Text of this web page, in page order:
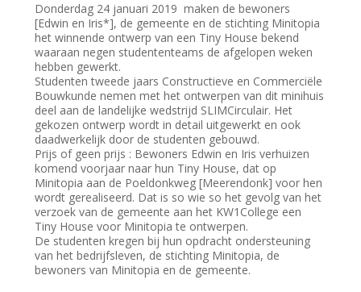
Donderdag 24 januari 2019 maken de bewoners
[Edwin en Iris*], de gemeente en de stichting Minitopia
het winnende ontwerp van een Tiny House bekend
waaraan negen studententeams de afgelopen weken
hebben gewerkt.
Studenten tweede jaars Constructieve en Commerciële
Bouwkunde nemen met het ontwerpen van dit minihuis
deel aan de landelijke wedstrijd SLIMCirculair. Het
gekozen ontwerp wordt in detail uitgewerkt en ook
daadwerkelijk door de studenten gebouwd.
Prijs of geen prijs : Bewoners Edwin en Iris verhuizen
komend voorjaar naar hun Tiny House, dat op
Minitopia aan de Poeldonkweg [Meerendonk] voor hen
wordt gerealiseerd. Dat is so wie so het gevolg van het
verzoek van de gemeente aan het KW1College een
Tiny House voor Minitopia te ontwerpen.
De studenten kregen bij hun opdracht ondersteuning
van het bedrijfsleven, de stichting Minitopia, de
bewoners van Minitopia en de gemeente.